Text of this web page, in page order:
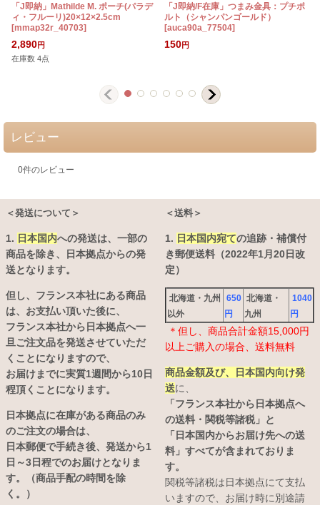
「J即納」Mathilde M. ポーチ(パラデ
ィ・フルーリ)20×12×2.5cm
[mmap32r_40703]
2,890円
在庫数 4点
「J即納/F在庫」つまみ金具：プチポ
ルト（シャンパンゴールド）
[auca90a_77504]
150円
レビュー
0件のレビュー
＜発送について＞
1. 日本国内への発送は、 一部の
商品を除き、日本拠点からの発
送となります。
但し、フランス本社にある商品
は、お支払い頂いた後に、
フランス本社から日本拠点へ一
旦ご注文品を発送させていただ
くことになりますので、
お届けまでに実質1週間から10日
程頂くことになります。
日本拠点に在庫がある商品のみ
のご注文の場合は、
日本郵便で手続き後、発送から1
日～3日程でのお届けとなりま
す。（商品手配の時間を除
く。）
＜送料＞
1. 日本国内宛ての追跡・補償付
き郵便送料（2022年1月20日改
定）
北海道・九州
以外
650
円
北海道・
九州
1040
円
＊但し、商品合計金額15,000円
以上ご購入の場合、送料無料
商品金額及び、日本国内向け発
送に、
「フランス本社から日本拠点へ
の送料・関税等諸税」と
「日本国内からお届け先への送
料」すべてが含まれておりま
す。
関税等諸税は日本拠点にて支払
いますので、お届け時に別途請